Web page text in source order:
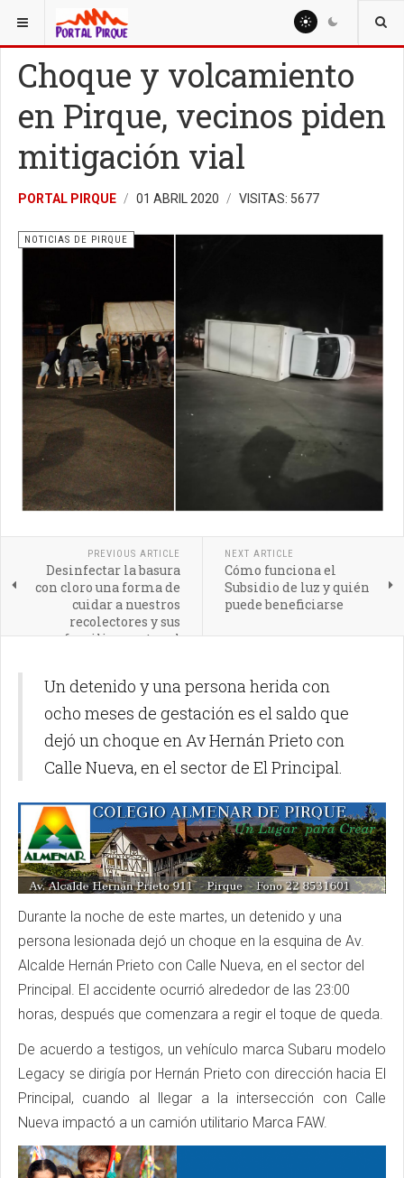
ESTÁ AQUÍ: NOTICIAS
Choque y volcamiento
en Pirque, vecinos piden
mitigación vial
PORTAL PIRQUE 01 ABRIL 2020 VISITAS: 5677
NOTICIAS DE PIRQUE
PREVIOUS ARTICLE
Desinfectar la basura
con cloro una forma de
cuidar a nuestros
recolectores y sus
familias contra el
NEXT ARTICLE
Cómo funciona el
Subsidio de luz y quién
puede beneficiarse
Un detenido y una persona herida con
ocho meses de gestación es el saldo que
dejó un choque en Av Hernán Prieto con
Calle Nueva, en el sector de El Principal.
Durante la noche de este martes, un detenido y una
persona lesionada dejó un choque en la esquina de Av.
Alcalde Hernán Prieto con Calle Nueva, en el sector del
Principal. El accidente ocurrió alrededor de las 23:00
horas, después que comenzara a regir el toque de queda.
De acuerdo a testigos, un vehículo marca Subaru modelo
Legacy se dirigía por Hernán Prieto con dirección hacia El
Principal, cuando al llegar a la intersección con Calle
Nueva impactó a un camión utilitario Marca FAW.